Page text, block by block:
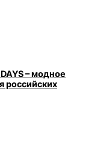
– модное
российских